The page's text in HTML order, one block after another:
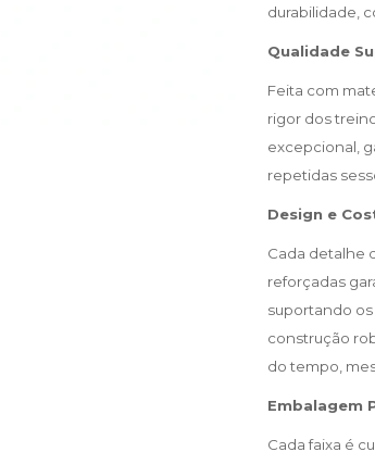
durabilidade,
Qualidade
Feita com
rigor dos
excepcional,
repetidas
Design e
Cada detalhe
reforçadas
suportando
construção
do tempo,
Embalagem
Cada faixa é